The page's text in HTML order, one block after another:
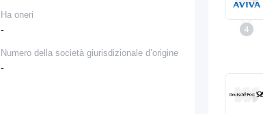
Ha oneri
-
Numero della società giurisdizionale d’origine
-